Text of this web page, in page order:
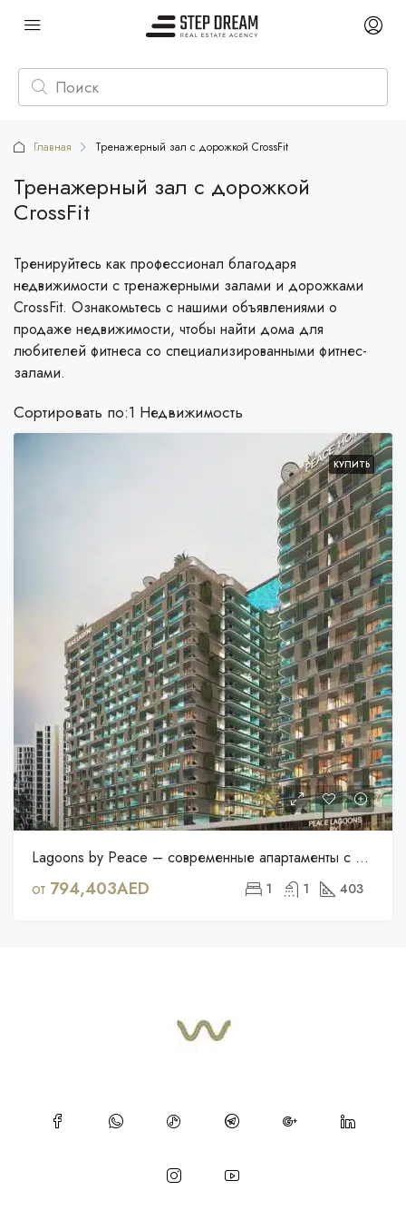
Главная Тренажерный зал с дорожкой CrossFit
Тренажерный зал с дорожкой
CrossFit
Тренируйтесь как профессионал благодаря
недвижимости с тренажерными залами и дорожками
CrossFit. Ознакомьтесь с нашими объявлениями о
продаже недвижимости, чтобы найти дома для
любителей фитнеса со специализированными фитнес-
залами.
1 Недвижимость
Сортировать по:
КУПИТЬ
Lagoons by Peace – современные апартаменты с частными бассейнами в Дубайленде
от 794,403AED 1 1 403